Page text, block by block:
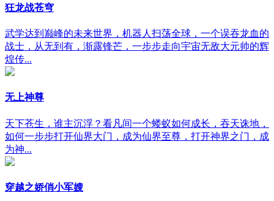
狂龙战苍穹
武学达到巅峰的未来世界，机器人扫荡全球，一个误吞龙血的
战士，从无到有，渐露锋芒，一步步走向宇宙无敌大元帅的辉
煌传...
无上神尊
天下苍生，谁主沉浮？看凡间一个蝼蚁如何成长，吞天诛地，
如何一步步打开仙界大门，成为仙界至尊，打开神界之门，成
为神...
穿越之娇俏小军嫂